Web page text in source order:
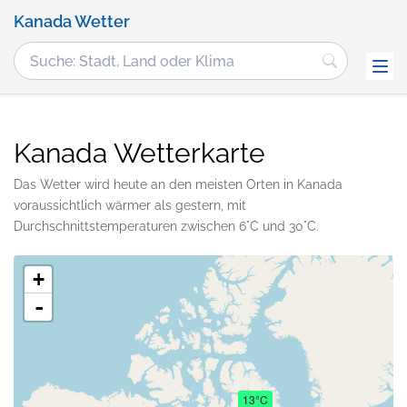
Kanada Wetter
Kanada Wetterkarte
Das Wetter wird heute an den meisten Orten in Kanada
voraussichtlich wärmer als gestern, mit
Durchschnittstemperaturen zwischen 6°C und 30°C.
13°C
+
-